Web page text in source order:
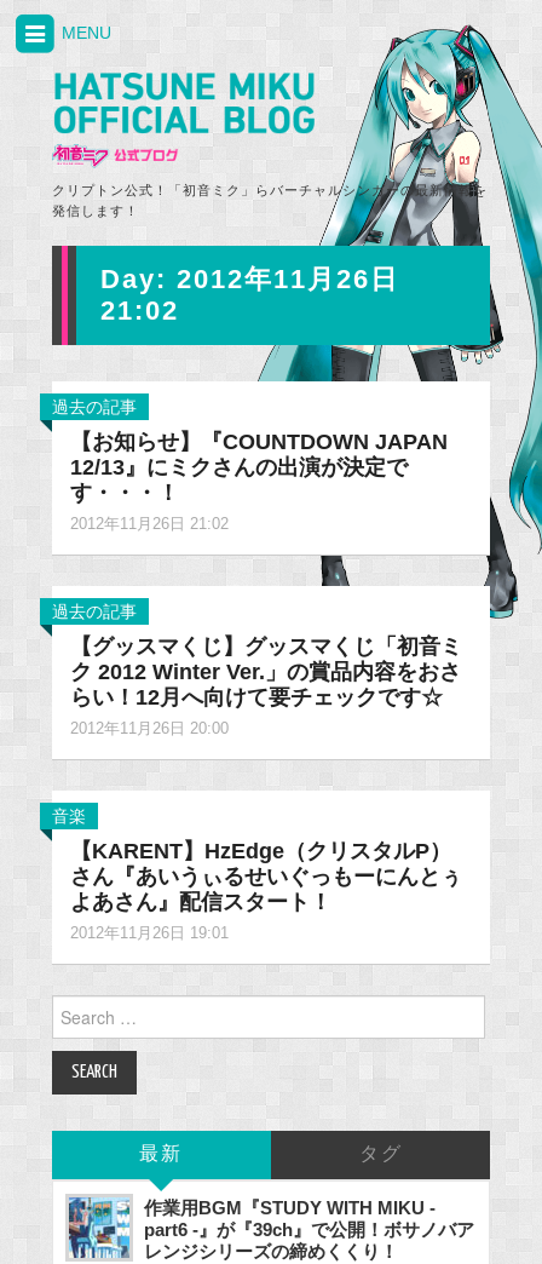
クリプトン公式！「初音ミク」らバーチャルシンガーの最新情報を
発信します！
MENU
Day: 2012年11月26日
21:02
過去の記事
【お知らせ】『COUNTDOWN JAPAN
12/13』にミクさんの出演が決定で
す・・・！
2012年11月26日 21:02
過去の記事
【グッスマくじ】グッスマくじ「初音ミ
ク 2012 Winter Ver.」の賞品内容をおさ
らい！12月へ向けて要チェックです☆
2012年11月26日 20:00
音楽
【KARENT】HzEdge（クリスタルP）
さん『あいうぃるせいぐっもーにんとぅ
よあさん』配信スタート！
2012年11月26日 19:01
Search
for:
最新 タグ
作業用BGM『STUDY WITH MIKU -
part6 -』が『39ch』で公開！ボサノバア
レンジシリーズの締めくくり！